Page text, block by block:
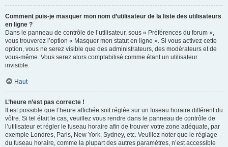
Comment puis-je masquer mon nom d’utilisateur de la liste des utilisateurs
en ligne ?
Dans le panneau de contrôle de l’utilisateur, sous « Préférences du forum »,
vous trouverez l’option « Masquer mon statut en ligne ». Si vous activez cette
option, vous ne serez visible que des administrateurs, des modérateurs et de
vous-même. Vous serez alors comptabilisé comme étant un utilisateur
invisible.
Haut
L’heure n’est pas correcte !
Il est possible que l’heure affichée soit réglée sur un fuseau horaire différent du
vôtre. Si tel était le cas, veuillez vous rendre dans le panneau de contrôle de
l’utilisateur et régler le fuseau horaire afin de trouver votre zone adéquate, par
exemple Londres, Paris, New York, Sydney, etc. Veuillez noter que le réglage
du fuseau horaire, comme la plupart des autres paramètres, n’est accessible